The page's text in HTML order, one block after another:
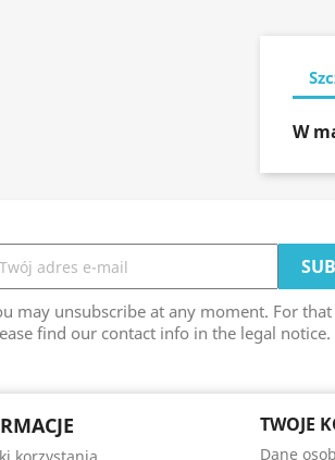
W
may unsubscribe at any moment. For
find our contact info in the legal notice.
TWOJE
Dane